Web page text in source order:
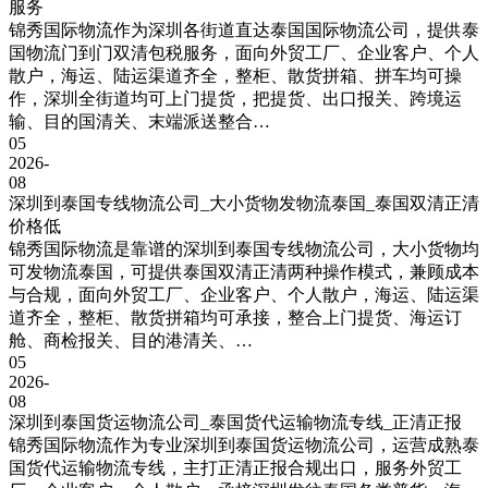
服务
锦秀国际物流作为深圳各街道直达泰国国际物流公司，提供泰
国物流门到门双清包税服务，面向外贸工厂、企业客户、个人
散户，海运、陆运渠道齐全，整柜、散货拼箱、拼车均可操
作，深圳全街道均可上门提货，把提货、出口报关、跨境运
输、目的国清关、末端派送整合…
05
2026-
08
深圳到泰国专线物流公司_大小货物发物流泰国_泰国双清正清
价格低
锦秀国际物流是靠谱的深圳到泰国专线物流公司，大小货物均
可发物流泰国，可提供泰国双清正清两种操作模式，兼顾成本
与合规，面向外贸工厂、企业客户、个人散户，海运、陆运渠
道齐全，整柜、散货拼箱均可承接，整合上门提货、海运订
舱、商检报关、目的港清关、…
05
2026-
08
深圳到泰国货运物流公司_泰国货代运输物流专线_正清正报
锦秀国际物流作为专业深圳到泰国货运物流公司，运营成熟泰
国货代运输物流专线，主打正清正报合规出口，服务外贸工